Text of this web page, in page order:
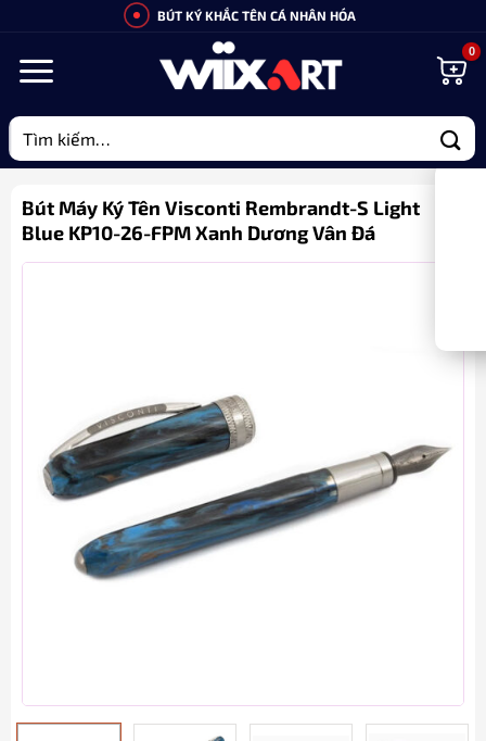
nội
BÚT KÝ KHẮC TÊN CÁ NHÂN HÓA
Tìm
kiếm:
Bút Máy Ký Tên Visconti Rembrandt-S Light
Blue KP10-26-FPM Xanh Dương Vân Đá